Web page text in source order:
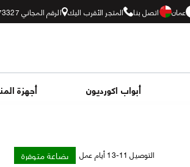
الرقم المجاني 73327-800 المتجر الأقرب اليك اتصل بنا عمان
أجهزة أبواب اكورديون
بضاعة متوفرة التوصيل 11-13 أيام عمل